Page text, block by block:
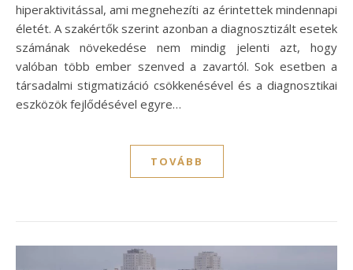
hiperaktivitással, ami megnehezíti az érintettek mindennapi
életét. A szakértők szerint azonban a diagnosztizált esetek
számának növekedése nem mindig jelenti azt, hogy
valóban több ember szenved a zavartól. Sok esetben a
társadalmi stigmatizáció csökkenésével és a diagnosztikai
eszközök fejlődésével egyre…
TOVÁBB